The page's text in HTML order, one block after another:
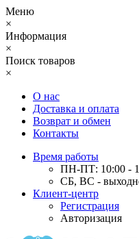
Меню
×
Информация
×
Поиск товаров
×
О нас
Доставка и оплата
Возврат и обмен
Контакты
Время работы
ПН-ПТ: 10:00 -
СБ, ВС -
Клиент-центр
Регистрация
Авторизация